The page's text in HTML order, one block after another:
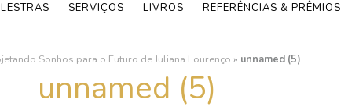
SERVIÇOS LIVROS REFERÊNCIAS & PRÊMIOS
Sonhos para o Futuro de Juliana Lourenço » unnamed (5)
unnamed (5)